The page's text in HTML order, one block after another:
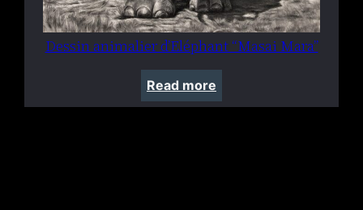
Dessin animalier d’Eléphant “Masai Mara”
Read more